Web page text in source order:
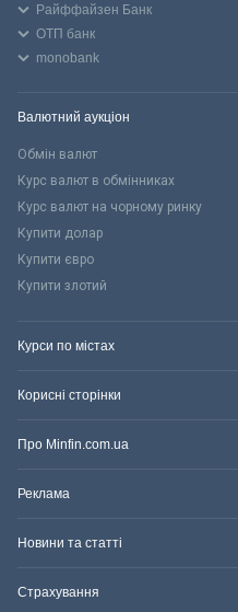
Райффайзен Банк
ОТП банк
monobank
Валютний аукціон
Обмін валют
Курс валют в обмінниках
Курс валют на чорному ринку
Купити долар
Купити євро
Купити злотий
Курси по містах
Корисні сторінки
Про Minfin.com.ua
Реклама
Новини та статті
Страхування